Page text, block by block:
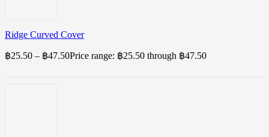
Ridge Curved Cover
฿25.50 – ฿47.50Price range: ฿25.50 through ฿47.50